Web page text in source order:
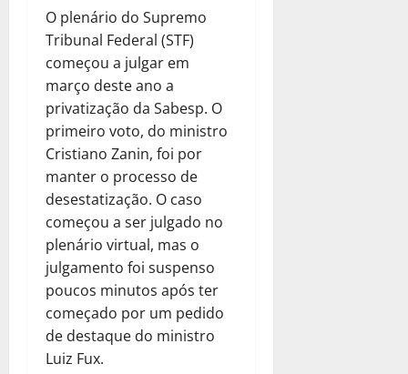
O plenário do Supremo
Tribunal Federal (STF)
começou a julgar em
março deste ano a
privatização da Sabesp. O
primeiro voto, do ministro
Cristiano Zanin, foi por
manter o processo de
desestatização. O caso
começou a ser julgado no
plenário virtual, mas o
julgamento foi suspenso
poucos minutos após ter
começado por um pedido
de destaque do ministro
Luiz Fux.